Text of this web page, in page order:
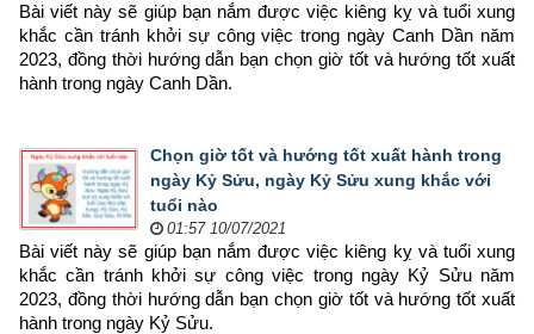
Bài viết này sẽ giúp bạn nắm được việc kiêng kỵ và tuổi xung
khắc cần tránh khởi sự công việc trong ngày Canh Dần năm
2023, đồng thời hướng dẫn bạn chọn giờ tốt và hướng tốt xuất
hành trong ngày Canh Dần.
Chọn giờ tốt và hướng tốt xuất hành trong
ngày Kỷ Sửu, ngày Kỷ Sửu xung khắc với
tuổi nào
01:57 10/07/2021
Bài viết này sẽ giúp bạn nắm được việc kiêng kỵ và tuổi xung
khắc cần tránh khởi sự công việc trong ngày Kỷ Sửu năm
2023, đồng thời hướng dẫn bạn chọn giờ tốt và hướng tốt xuất
hành trong ngày Kỷ Sửu.